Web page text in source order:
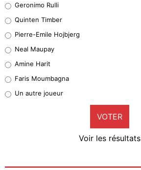
32%
5%
1%
9%
Geronimo Rulli
Quinten Timber
Pierre-Emile Hojbjerg
Neal Maupay
Amine Harit
Faris Moumbagna
Un autre joueur
VOTER
Voir les résultats